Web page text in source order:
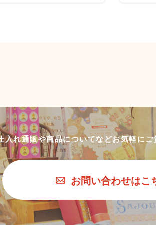
入れ通販や商品についてなどお気軽に
お問い合わせはこ